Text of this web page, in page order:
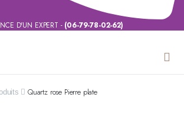
D'UN EXPERT - (06-79-78-02-62)
Quartz rose Pierre plate